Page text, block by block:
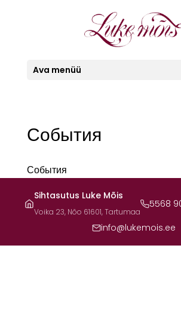
Ava menüü
События
События
Sihtasutus Luke Mõis
Voika 23, Nõo 61601, Tartumaa
5568
info@lukemois.ee